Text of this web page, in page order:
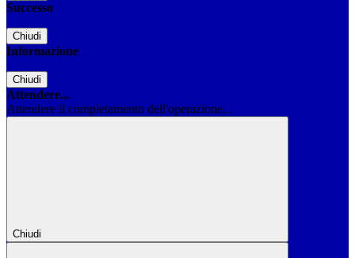
Successo
Chiudi
Informazione
Chiudi
Attendere...
Attendere il completamento dell'operazione...
Chiudi